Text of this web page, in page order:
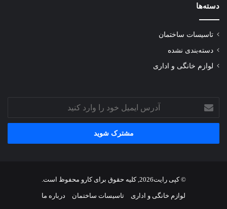
دسته‌ها
تاسیسات ساختمان
دسته‌بندی نشده
لوازم خانگی و اداری
ایمیل
خود
وارد
© کپی رایت2026, کلیه حقوق برای کارو محفوظ است.
لوازم خانگی و اداری تاسیسات ساختمان درباره ما